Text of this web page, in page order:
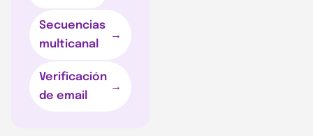
Secuencias
multicanal
→
Verificación
de email
→